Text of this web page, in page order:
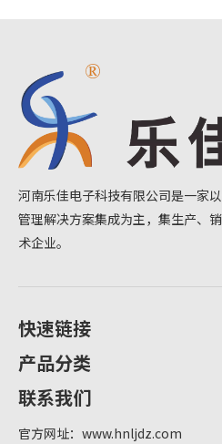
河南乐佳电子科技有限公司是一家
管理解决方案集成为主，集生产、
术企业。
快速链接
产品分类
联系我们
官方网址： www.hnljdz.com